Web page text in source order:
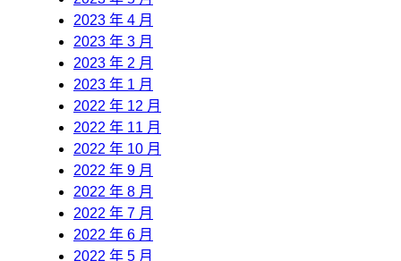
2023 年 4 月
2023 年 3 月
2023 年 2 月
2023 年 1 月
2022 年 12 月
2022 年 11 月
2022 年 10 月
2022 年 9 月
2022 年 8 月
2022 年 7 月
2022 年 6 月
2022 年 5 月